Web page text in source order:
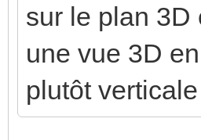
sur le plan 3D
une vue 3D
plutôt